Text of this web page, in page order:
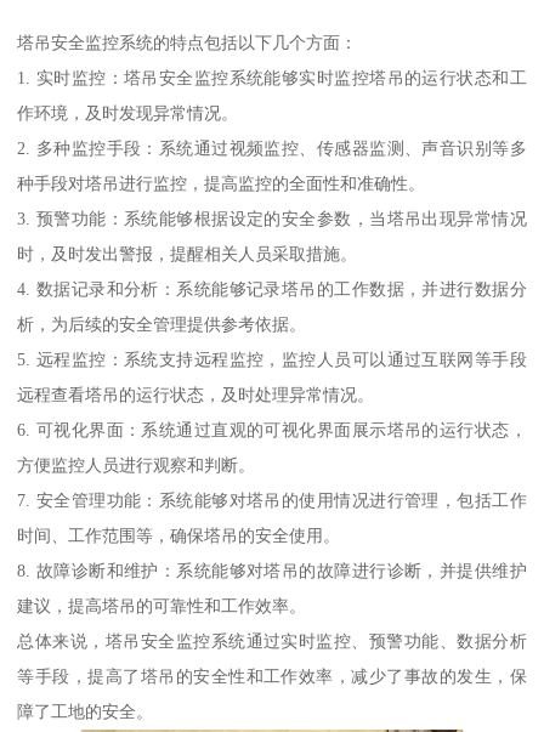
塔吊安全监控系统的特点包括以下几个方面：
1. 实时监控：塔吊安全监控系统能够实时监控塔吊的运行状态和工
作环境，及时发现异常情况。
2. 多种监控手段：系统通过视频监控、传感器监测、声音识别等多
种手段对塔吊进行监控，提高监控的全面性和准确性。
3. 预警功能：系统能够根据设定的安全参数，当塔吊出现异常情况
时，及时发出警报，提醒相关人员采取措施。
4. 数据记录和分析：系统能够记录塔吊的工作数据，并进行数据分
析，为后续的安全管理提供参考依据。
5. 远程监控：系统支持远程监控，监控人员可以通过互联网等手段
远程查看塔吊的运行状态，及时处理异常情况。
6. 可视化界面：系统通过直观的可视化界面展示塔吊的运行状态，
方便监控人员进行观察和判断。
7. 安全管理功能：系统能够对塔吊的使用情况进行管理，包括工作
时间、工作范围等，确保塔吊的安全使用。
8. 故障诊断和维护：系统能够对塔吊的故障进行诊断，并提供维护
建议，提高塔吊的可靠性和工作效率。
总体来说，塔吊安全监控系统通过实时监控、预警功能、数据分析
等手段，提高了塔吊的安全性和工作效率，减少了事故的发生，保
障了工地的安全。